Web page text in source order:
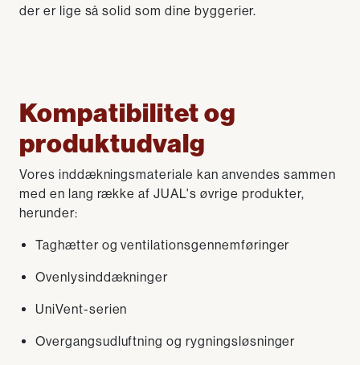
der er lige så solid som dine byggerier.
Kompatibilitet og
produktudvalg
Vores inddækningsmateriale kan anvendes sammen
med en lang række af JUAL's øvrige produkter,
herunder:
Taghætter og ventilationsgennemføringer
Ovenlysinddækninger
UniVent-serien
Overgangsudluftning og rygningsløsninger